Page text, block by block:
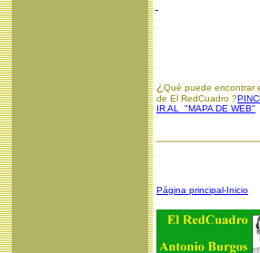
¿ Qué puede encontrar
de El RedCuadro ?
IR AL "MAPA DE WEB"
Página principal-Inicio